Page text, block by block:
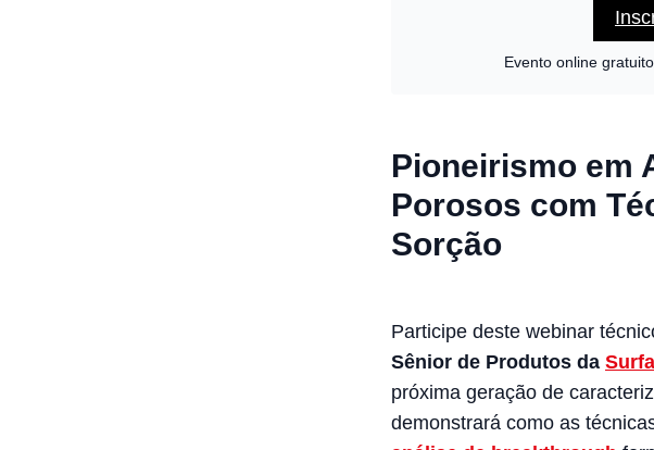
Evento online
Pioneirismo em
Porosos com
Sorção
Participe deste webinar
Sênior de Produtos da
próxima geração de
demonstrará como as